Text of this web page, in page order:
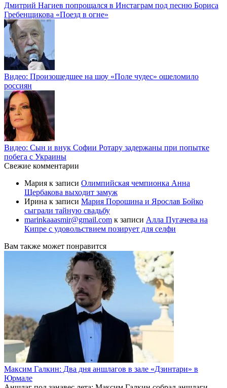
Дмитрий Нагиев попрощался в Инстаграм под песню Бориса
Гребенщикова «Поезд в огне»
Видео: Произошедшее на шоу «Поле чудес» ошеломило
россиян
Видео: Сын и внук Софии Ротару задержаны при попытке
побега с Украины
Свежие комментарии
Мария к записи Олимпийская чемпионка Анна
Щербакова выходит замуж
Ирина к записи Мария Порошина и Ярослав Бойко
сыграли тайную свадьбу
marinkaaasmir@gmail.com к записи Алла Пугачева на
Кипре с удовольствием позирует для селфи
Вам также может понравится
Максим Галкин: Два дня аншлагов в зале «Дзинтари» в
Юрмале